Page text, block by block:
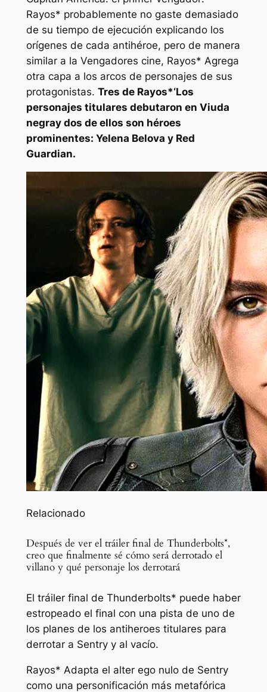
Rayos* probablemente no gaste demasiado
de su tiempo de ejecución explicando los
orígenes de cada antihéroe, pero de manera
similar a la Vengadores cine, Rayos* Agrega
otra capa a los arcos de personajes de sus
protagonistas. Tres de Rayos*‘Los
personajes titulares debutaron en Viuda
negray dos de ellos son héroes
prominentes: Yelena Belova y Red
Guardian.
Relacionado
Después de ver el tráiler final de Thunderbolts*,
creo que finalmente sé cómo será derrotado el
villano y qué personaje los derrotará
El tráiler final de Thunderbolts* puede haber
estropeado el final con una pista de uno de
los planes de los antiheroes titulares para
derrotar a Sentry y al vacío.
Rayos* Adapta el alter ego nulo de Sentry
como una personificación más metafórica